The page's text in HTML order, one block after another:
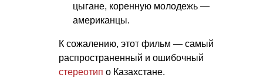
цыгане, коренную молодежь —
американцы.
К сожалению, этот фильм — самый
распространенный и ошибочный
стереотип о Казахстане.